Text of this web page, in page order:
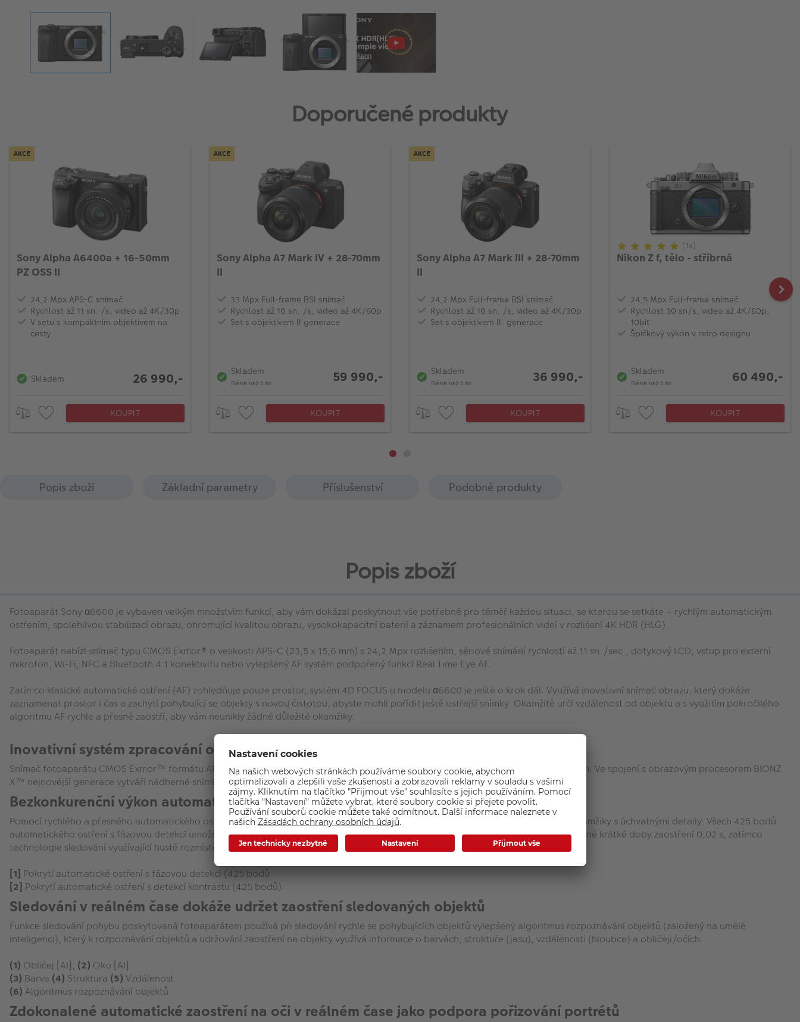
Doporučené produkty
AKCE
Sony Alpha A6400a + 16-50mm
PZ OSS II
24,2 Mpx APS-C snímač
Rychlost až 11 sn. /s, video až 4K/30p
V setu s kompaktním objektivem na
cesty
Skladem 26 990,-
KOUPIT
AKCE
Sony Alpha A7 Mark IV + 28-70mm
II
33 Mpx Full-frame BSI snímač
Rychlost až 10 sn. /s, video až 4K/60p
Set s objektivem II generace
Skladem
Méně než 3 ks 59 990,-
KOUPIT
AKCE
Sony Alpha A7 Mark III + 28-70mm
II
24,2 Mpx Full-frame BSI snímač
Rychlost až 10 sn. /s, video až 4K/30p
Set s objektivem II. generace
Skladem
Méně než 3 ks 36 990,-
KOUPIT
(1x)
Nikon Z f, tělo - stříbrná
24,5 Mpx Full-frame snímač
Rychlost 30 sn/s, video až 4K/60p,
10bit
Špičkový výkon v retro designu
Skladem
Méně než 3 ks 60 490,-
KOUPIT
Popis zboží Základní parametry Příslušenství Podobné produkty
Popis zboží
Fotoaparát Sony α6600 je vybaven velkým množstvím funkcí, aby vám dokázal poskytnout vše potřebné pro téměř každou situaci, se kterou se setkáte – rychlým automatickým
ostřením, spolehlivou stabilizací obrazu, ohromující kvalitou obrazu, vysokokapacitní baterií a záznamem profesionálních videí v rozlišení 4K HDR (HLG).
Fotoaparát nabízí snímač typu CMOS Exmor® o velikosti APS-C (23,5 x 15,6 mm) s 24,2 Mpx rozlišením, sériové snímání rychlostí až 11 sn./sec., dotykový LCD, vstup pro externí
mikrofon, Wi-Fi, NFC a Bluetooth 4.1 konektivitu nebo vylepšený AF systém podpořený funkcí Real Time Eye AF.
Zatímco klasické automatické ostření (AF) zohledňuje pouze prostor, systém 4D FOCUS u modelu α6600 je ještě o krok dál. Využívá inovativní snímač obrazu, který dokáže
zaznamenat prostor i čas a zachytí pohybující se objekty s novou čistotou, abyste mohli pořídit ještě ostřejší snímky. Okamžitě určí vzdálenost od objektu a s využitím pokročilého
algoritmu AF rychle a přesně zaostří, aby vám neunikly žádné důležité okamžiky.
Inovativní systém zpracování obrazu
Snímač fotoaparátu CMOS Exmor™ formátu APS-C s rozlišením 24,2 megapixelu nabízí široký rozsah citlivosti a mimořádně nízký šum. Ve spojení s obrazovým procesorem BIONZ
X™ nejnovější generace vytváří nádherné snímky s vysokým rozlišením, úžasnou zřetelností obrazu a reprodukcí textur.
Bezkonkurenční výkon automatického ostření, který je klíčem k nádherným snímkům
Pomocí rychlého a přesného automatického ostření a kombinace inovativních technologií od společnosti Sony zachytíte pomíjivé okamžiky s úchvatnými detaily. Všech 425 bodů
automatického ostření s fázovou detekcí umožňuje ve spolupráci s automatickým ostřením s detekcí kontrastu dosahovat pozoruhodně krátké doby zaostření 0,02 s, zatímco
technologie sledování využívající hustě rozmístěné body automatického ostření dokáže sledovat i chaoticky se pohybující objekty.
[1] Pokrytí automatické ostření s fázovou detekcí (425 bodů
[2] Pokrytí automatické ostření s detekcí kontrastu (425 bodů)
Sledování v reálném čase dokáže udržet zaostření sledovaných objektů
Funkce sledování pohybu poskytovaná fotoaparátem používá při sledování rychle se pohybujících objektů vylepšený algoritmus rozpoznávání objektů (založený na umělé
inteligenci), který k rozpoznávání objektů a udržování zaostření na objekty využívá informace o barvách, struktuře (jasu), vzdálenosti (hloubce) a obličeji/očích.
(1) Obličej [AI], (2) Oko [AI]
(3) Barva (4) Struktura (5) Vzdálenost
(6) Algoritmus rozpoznávání objektů.
Zdokonalené automatické zaostření na oči v reálném čase jako podpora pořizování portrétů